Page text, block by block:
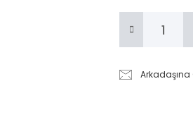
Arkadaşına